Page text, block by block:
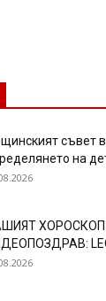
съвет
на
ХОРОСКОП